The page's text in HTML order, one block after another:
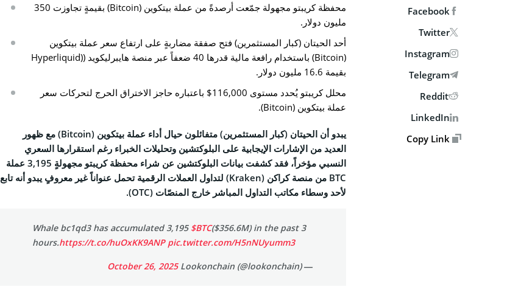
الاتصال بنا
الوظائف
السياسة التحريرية
سياسة الخصوصية
الشروط والأحكام
SOCIAL
Facebook
X
LinkedIn
RSS Feed
Facebook
Twitter
Instagram
Telegram
Reddit
LinkedIn
محفظة كريبتو مجهولة جمّعت أرصدةً من عملة بيتكوين (Bitcoin) بقيمةٍ تجاوزت 350
مليون دولار.
أحد الحيتان (كبار المستثمرين) فتح صفقة مضاربةٍ على ارتفاع سعر عملة بيتكوين
(Bitcoin) باستخدام رافعة مالية قدرها 40 ضعفاً عبر منصة هايبرليكويد ((Hyperliquid
بقيمة 16.6 مليون دولار.
محلل كريبتو يُحدد مستوى 116,000$ باعتباره حاجز الاختراق الحرج لتحركات سعر
عملة بيتكوين (Bitcoin).
يبدو أن الحيتان (كبار المستثمرين) متفائلون حيال أداء عملة بيتكوين (Bitcoin)
مع ظهور
العديد من الإشارات الإيجابية على البلوكتشين وتحليلات الخبراء رغم استقرارها السعري
النسبي مؤخراً، فقد كشفت بيانات البلوكتشين عن شراء محفظة
كريبتو مجهولةٍ 3,195 عملة
BTC من
منصة كراكن (Kraken) لتداول العملات الرقمية
تحمل عنواناً غير معروفٍ يبدو أنه تابع
لأحد وسطاء مكاتب التداول المباشر خارج المنصّات (OTC).
Whale bc1qd3 has accumulated 3,195 $BTC($356.6M) in the past 3
hours.https://t.co/huOxKK9ANP pic.twitter.com/H5nNUyumm3
— Lookonchain (@lookonchain)
October 26, 2025